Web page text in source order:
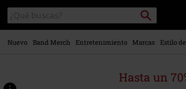
contenido
principal
Buscar
en
el
catálogo
Buscar
Nuevo Band Merch Entretenimiento Marcas Estilo
Hasta un